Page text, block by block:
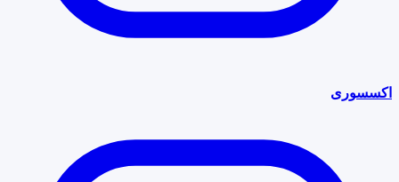
اکسسوری